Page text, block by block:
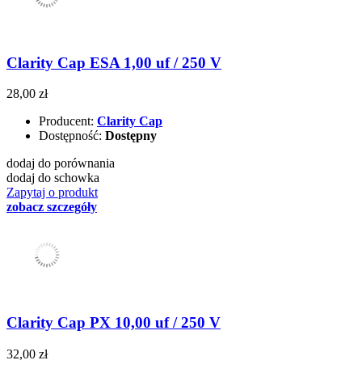
Clarity Cap ESA 1,00 uf / 250 V
28,00 zł
Producent: Clarity Cap
Dostępność: Dostępny
dodaj do porównania
dodaj do schowka
Zapytaj o produkt
zobacz szczegóły
Clarity Cap PX 10,00 uf / 250 V
32,00 zł